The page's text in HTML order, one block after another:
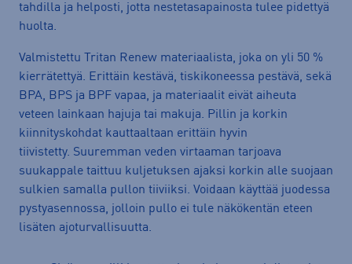
tahdilla ja helposti, jotta nestetasapainosta tulee pidettyä
huolta.
Valmistettu Tritan Renew materiaalista, joka on yli 50 %
kierrätettyä. Erittäin kestävä, tiskikoneessa pestävä, sekä
BPA, BPS ja BPF vapaa, ja materiaalit eivät aiheuta
veteen lainkaan hajuja tai makuja. Pillin ja korkin
kiinnityskohdat kauttaaltaan erittäin hyvin
tiivistetty. Suuremman veden virtaaman tarjoava
suukappale taittuu kuljetuksen ajaksi korkin alle suojaan
sulkien samalla pullon tiiviiksi. Voidaan käyttää juodessa
pystyasennossa, jolloin pullo ei tule näkökentän eteen
lisäten ajoturvallisuutta.